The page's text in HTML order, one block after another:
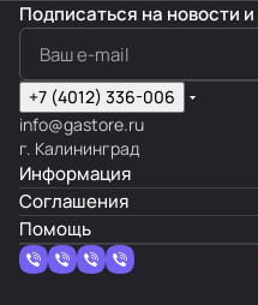
Подписаться на новости
+7 (4012) 336-006
info@gastore.ru
г. Калининград
Информация
Соглашения
Помощь